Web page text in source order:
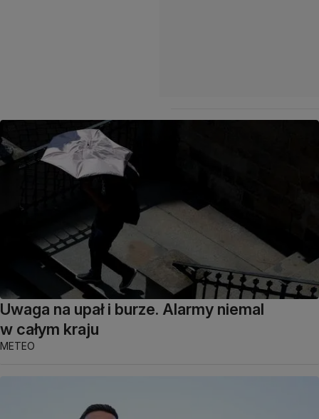
Uwaga na upał i burze. Alarmy niemal
w całym kraju
METEO